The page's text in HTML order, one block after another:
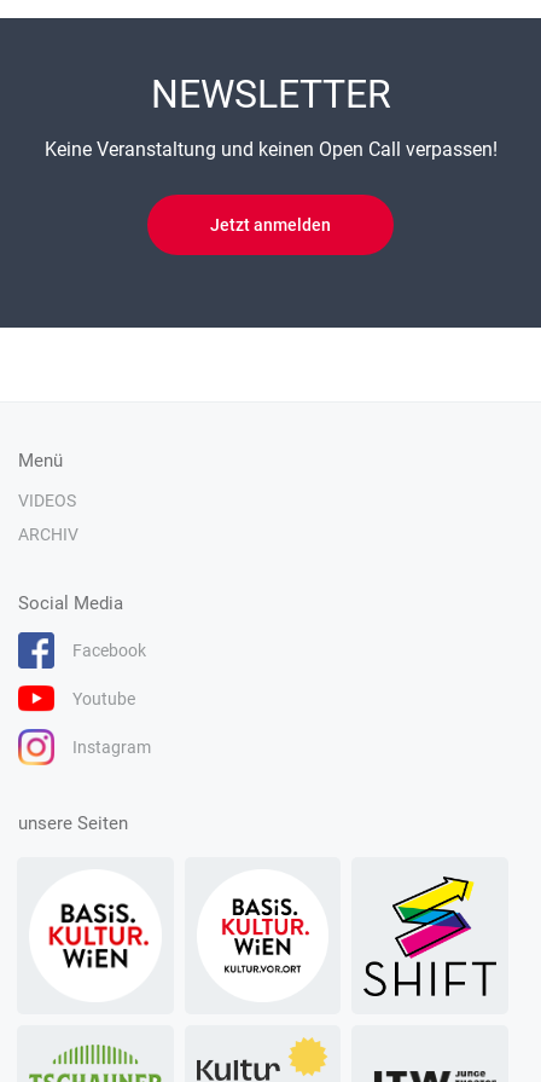
NEWSLETTER
Keine Veranstaltung und keinen Open Call verpassen!
Jetzt anmelden
Menü
VIDEOS
ARCHIV
Social Media
Facebook
Youtube
Instagram
unsere Seiten